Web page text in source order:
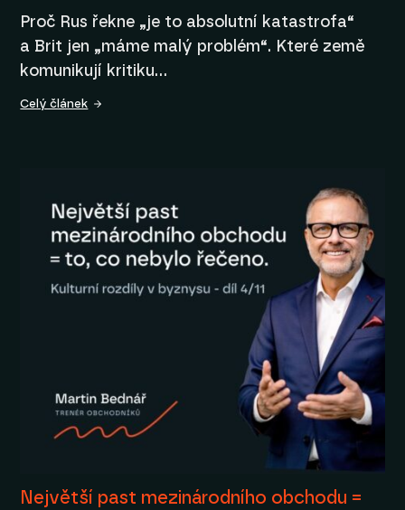
Proč Rus řekne „je to absolutní katastrofa“
a Brit jen „máme malý problém“. Které země
komunikují kritiku…
Celý článek
Největší past mezinárodního obchodu =